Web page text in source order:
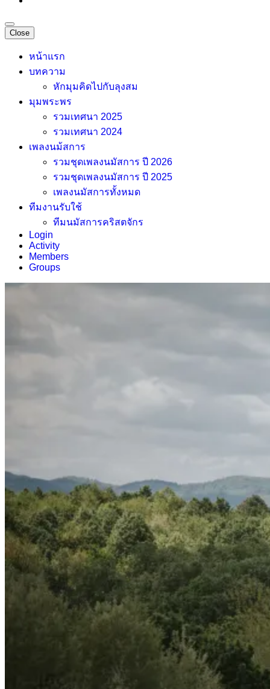
Close
หน้าแรก
บทความ
หักมุมคิดไปกับลุงสม
มุมพระพร
รวมเทศนา 2025
รวมเทศนา 2024
เพลงนม้สการ
รวมชุดเพลงนมัสการ ปี 2026
รวมชุดเพลงนมัสการ ปี 2025
เพลงนมัสการทั้งหมด
ทีมงานรับใช้
ทีมนมัสการคริสตจักร
Login
Activity
Members
Groups